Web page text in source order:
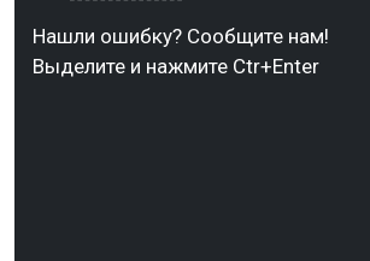
Нашли ошибку? Сообщите нам!
Выделите и нажмите Ctr+Enter